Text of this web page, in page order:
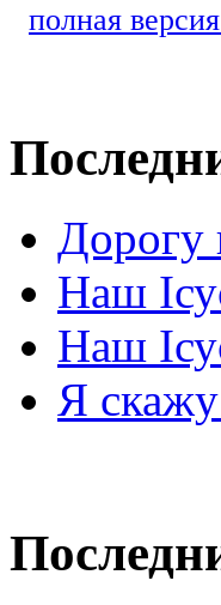
полная
Дорогу
Наш
Наш
Я